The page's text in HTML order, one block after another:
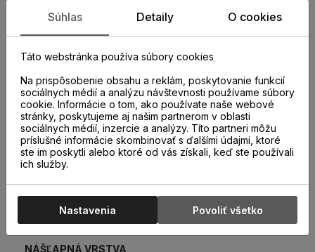
HRÚBKA PODLAHY
5 mm
TEPELNÝ ODPOR
0,014 m2K/W
PODLAHOVÉ VYKUROVANIE
NÁŠĽAPNÁ VRSTVA
Súhlas Detaily O cookies
Táto webstránka používa súbory cookies
Na prispôsobenie obsahu a reklám, poskytovanie funkcií
sociálnych médií a analýzu návštevnosti používame súbory
cookie. Informácie o tom, ako používate naše webové
stránky, poskytujeme aj našim partnerom v oblasti
sociálnych médií, inzercie a analýzy. Títo partneri môžu
príslušné informácie skombinovať s ďalšími údajmi, ktoré
ste im poskytli alebo ktoré od vás získali, keď ste používali
ich služby.
Nastavenia Povoliť všetko